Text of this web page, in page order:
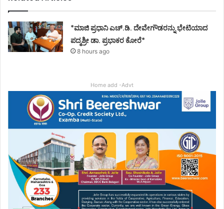
*ಮಾಜಿ ಪ್ರಧಾನಿ ಎಚ್.ಡಿ. ದೇವೇಗೌಡರನ್ನು ಭೇಟಿಯಾದ
ಪದ್ಮಶ್ರೀ ಡಾ. ಪ್ರಭಾಕರ ಕೋರೆ*
8 hours ago
Home add -Advt